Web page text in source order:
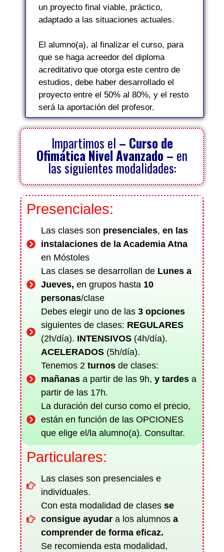
un proyecto final viable, práctico,
adaptado a las situaciones actuales.
El alumno(a), al finalizar el curso, para
que se haga acreedor del diploma
acreditativo que otorga este centro de
estudios, debe haber desarrollado el
proyecto entre el 50% al 80%, y el resto
será la aportación del profesor.
Impartimos el – Curso de
Ofimática Nivel Avanzado – en
las siguientes modalidades:
Presenciales:
Las clases son presenciales, en las
instalaciones de la Academia Atna
en Móstoles
Las clases se desarrollan deLunes a
Jueves, en grupos hasta10
personas/clase
Debes elegir uno de las 3 opciones
siguientes de clases: REGULARES
(2h/día). INTENSIVOS (4h/día).
ACELERADOS(5h/día).
Tenemos 2 turnosde clases:
mañanasa partir de las 9h, y tardesa
partir de las 17h.
La duración del curso como el precio,
están en función de las OPCIONES
que elige el/la alumno(a). Consultar.
Particulares:
Las clases son presenciales e
individuales.
Con esta modalidad de clases se
consigue ayudara los alumnos a
comprender de forma eficaz.
Se recomienda esta modalidad,